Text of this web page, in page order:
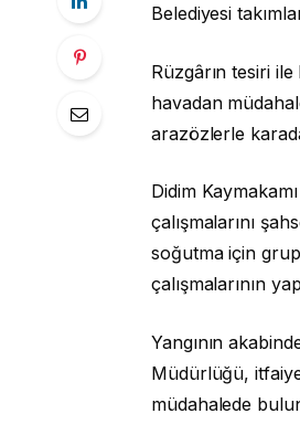
Belediyesi
Rüzgârın tesiri
havadan
arazözlerle
Didim
çalışmalarını
soğutma için
çalışmalarının
Yangının
Müdürlüğü, itfaiye
müdahalede